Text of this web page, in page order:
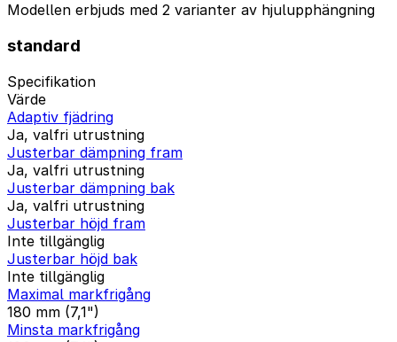
Modellen erbjuds med 2 varianter av hjulupphängning
standard
Specifikation
Värde
Adaptiv fjädring
Ja, valfri utrustning
Justerbar dämpning fram
Ja, valfri utrustning
Justerbar dämpning bak
Ja, valfri utrustning
Justerbar höjd fram
Inte tillgänglig
Justerbar höjd bak
Inte tillgänglig
Maximal markfrigång
180 mm (7,1")
Minsta markfrigång